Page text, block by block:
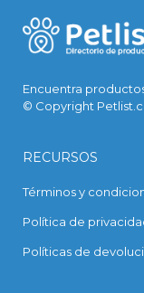
Encuentra
© Copyright
RECURSOS
Términos y
Política de
Políticas de